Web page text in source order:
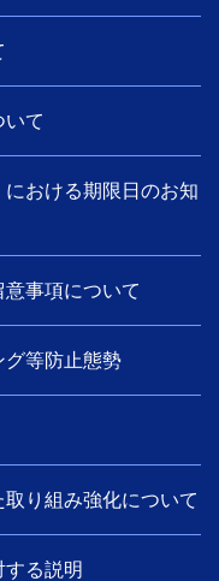
いて
おける期限日のお知
事項について
グ等防止態勢
り組み強化について
る説明